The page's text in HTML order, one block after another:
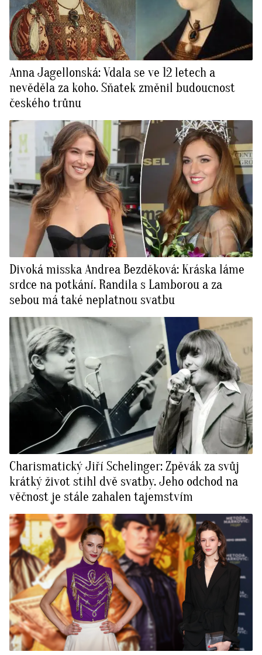
Anna Jagellonská: Vdala se ve 12 letech a
nevěděla za koho. Sňatek změnil budoucnost
českého trůnu
Divoká misska Andrea Bezděková: Kráska láme
srdce na potkání. Randila s Lamborou a za
sebou má také neplatnou svatbu
Charismatický Jiří Schelinger: Zpěvák za svůj
krátký život stihl dvě svatby. Jeho odchod na
věčnost je stále zahalen tajemstvím